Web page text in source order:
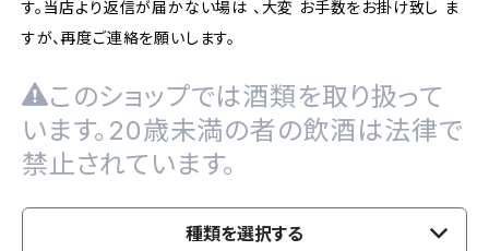
す。当店より返信が届かない場は 、大変 お手数をお掛け致し ま
すが、再度ご連絡を願いします。
このショップでは酒類を取り扱って
います。20歳未満の者の飲酒は法律で
禁止されています。
種類を選択する